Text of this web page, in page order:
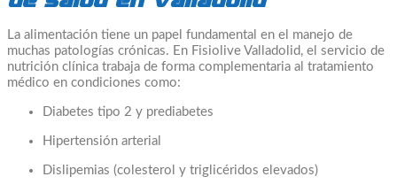
La alimentación tiene un papel fundamental en el manejo de
muchas patologías crónicas. En Fisiolive Valladolid, el servicio de
nutrición clínica trabaja de forma complementaria al tratamiento
médico en condiciones como:
Diabetes tipo 2 y prediabetes
Hipertensión arterial
Dislipemias (colesterol y triglicéridos elevados)